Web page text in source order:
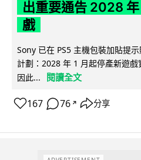
出重要通告 2028
戲
Sony 已在 PS5 主機包裝加貼提
計劃：2028 年 1 月起停產新遊
因此...
閱讀全文
167 76 ↗ 分享